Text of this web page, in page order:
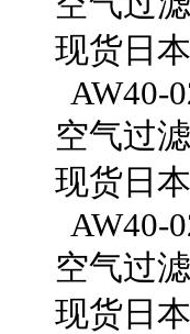
现货日
AW40-
空气过
现货日
AW40-
空气过
现货日